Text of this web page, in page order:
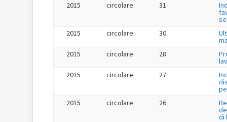
2015
circolare 31
2015
circolare 30
2015
circolare 28
2015
circolare 27
2015
circolare 26
di